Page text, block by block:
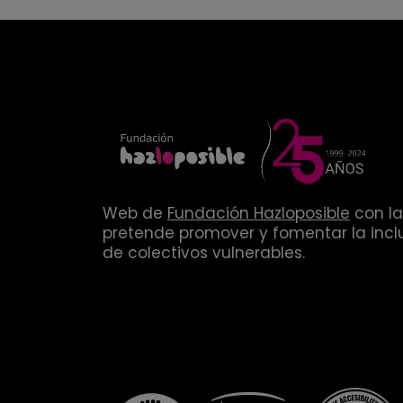
Web de Fundación Hazloposible con
pretende promover y fomentar la
de colectivos vulnerables.